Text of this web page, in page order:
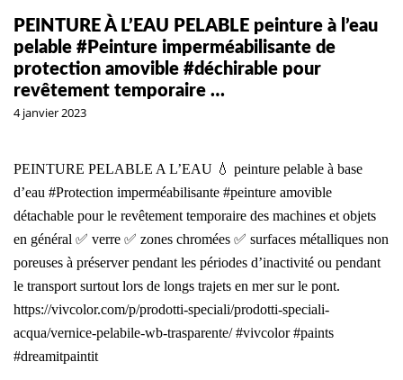
PEINTURE À L’EAU PELABLE peinture à l’eau
pelable #Peinture imperméabilisante de
protection amovible #déchirable pour
revêtement temporaire …
4 janvier 2023
PEINTURE PELABLE A L’EAU 💧 peinture pelable à base
d’eau #Protection imperméabilisante #peinture amovible
détachable pour le revêtement temporaire des machines et objets
en général ✅ verre ✅ zones chromées ✅ surfaces métalliques non
poreuses à préserver pendant les périodes d’inactivité ou pendant
le transport surtout lors de longs trajets en mer sur le pont.
https://vivcolor.com/p/prodotti-speciali/prodotti-speciali-
acqua/vernice-pelabile-wb-trasparente/ #vivcolor #paints
#dreamitpaintit